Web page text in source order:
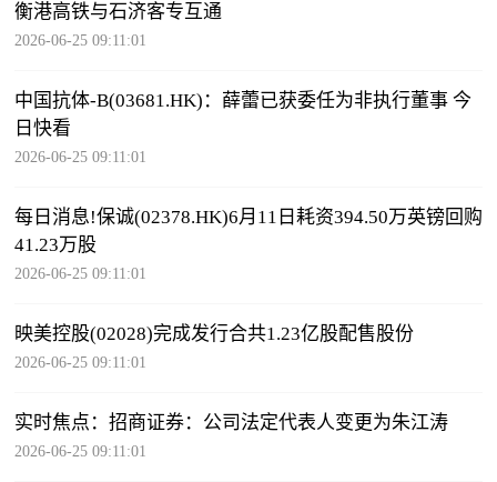
衡港高铁与石济客专互通
2026-06-25 09:11:01
中国抗体-B(03681.HK)：薛蕾已获委任为非执行董事 今
日快看
2026-06-25 09:11:01
每日消息!保诚(02378.HK)6月11日耗资394.50万英镑回购
41.23万股
2026-06-25 09:11:01
映美控股(02028)完成发行合共1.23亿股配售股份
2026-06-25 09:11:01
实时焦点：招商证券：公司法定代表人变更为朱江涛
2026-06-25 09:11:01